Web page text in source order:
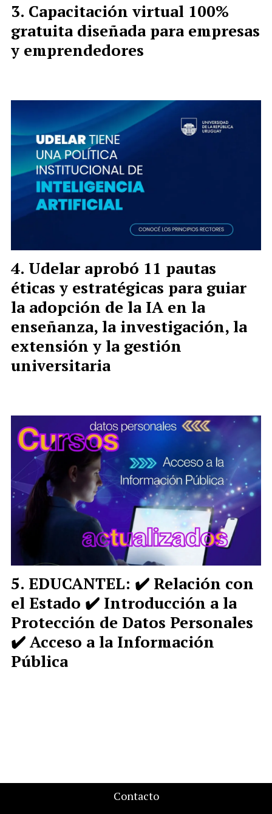
Capacitación virtual 100%
gratuita diseñada para empresas
y emprendedores
Udelar aprobó 11 pautas
éticas y estratégicas para guiar
la adopción de la IA en la
enseñanza, la investigación, la
extensión y la gestión
universitaria
EDUCANTEL: ✔️ Relación con
el Estado ✔️ Introducción a la
Protección de Datos Personales
✔️ Acceso a la Información
Pública
Contacto